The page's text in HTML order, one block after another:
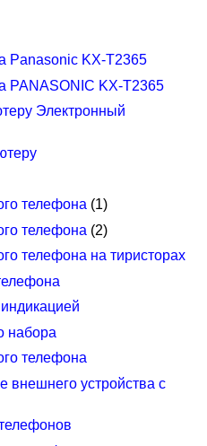
Panasonic KX-T2365
PANASONIC KX-T2365
Электронный
телефона (1)
телефона (2)
телефона на тиристорах
набора
телефона
внешнего устройства с